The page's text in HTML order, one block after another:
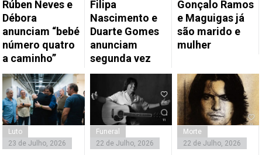
Rúben Neves e
Débora
anunciam “bebé
número quatro
a caminho”
Filipa
Nascimento e
Duarte Gomes
anunciam
segunda vez
Gonçalo Ramos
e Maguigas já
são marido e
mulher
Luto
23 de Julho, 2026
Funeral
22 de Julho, 2026
Morte
22 de Julho, 2026